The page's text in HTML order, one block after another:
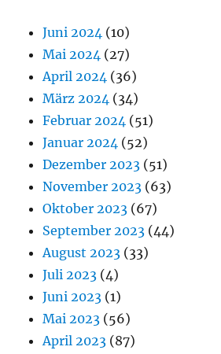
Juni 2024 (10)
Mai 2024 (27)
April 2024 (36)
März 2024 (34)
Februar 2024 (51)
Januar 2024 (52)
Dezember 2023 (51)
November 2023 (63)
Oktober 2023 (67)
September 2023 (44)
August 2023 (33)
Juli 2023 (4)
Juni 2023 (1)
Mai 2023 (56)
April 2023 (87)